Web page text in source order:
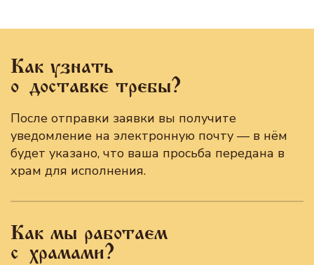
Как узнать
о доставке требы?
После отправки заявки вы получите
уведомление на электронную почту — в нём
будет указано, что ваша просьба передана в
храм для исполнения.
Как мы работаем
с храмами?